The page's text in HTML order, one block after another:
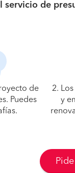
servicio de
de
Puedes
2.
y